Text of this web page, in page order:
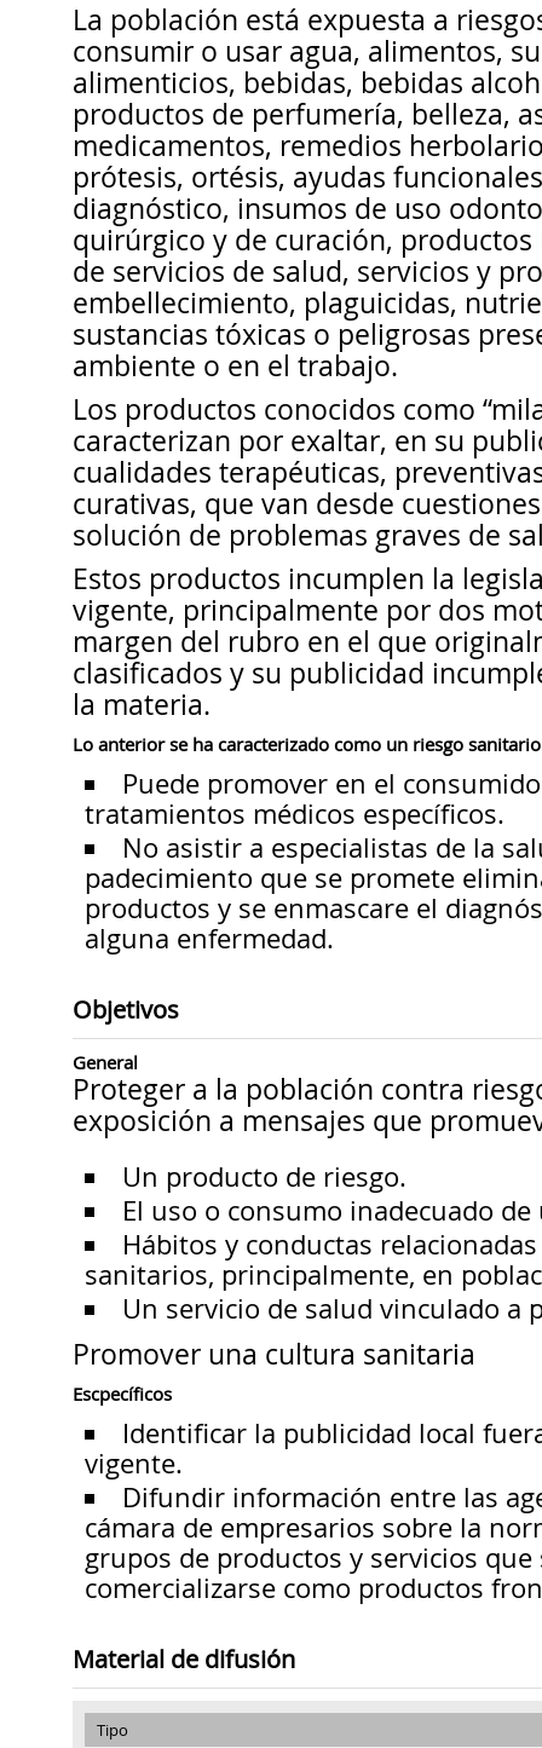
La población está expuesta a
consumir o usar agua, alimentos,
alimenticios, bebidas, bebidas
productos de perfumería, belleza,
medicamentos, remedios
prótesis, ortésis, ayudas
diagnóstico, insumos de uso
quirúrgico y de curación,
de servicios de salud, servicios y
embellecimiento, plaguicidas,
sustancias tóxicas o peligrosas
ambiente o en el trabajo.
Los productos conocidos como
caracterizan por exaltar, en su
cualidades terapéuticas,
curativas, que van desde
solución de problemas graves de
Estos productos incumplen la
vigente, principalmente por dos
margen del rubro en el que
clasificados y su publicidad
la materia.
Lo anterior se ha caracterizado como un riesgo
Puede promover en el
tratamientos médicos específicos.
No asistir a especialistas de la
padecimiento que se promete
productos y se enmascare el
alguna enfermedad.
Objetivos
General
Proteger a la población contra
exposición a mensajes que
Un producto de riesgo.
El uso o consumo inadecuado
Hábitos y conductas
sanitarios, principalmente, en
Un servicio de salud vinculado a
Promover una cultura sanitaria
Escpecíficos
Identificar la publicidad local
vigente.
Difundir información entre las
cámara de empresarios sobre la
grupos de productos y servicios que
comercializarse como productos
Material de difusión
Tipo